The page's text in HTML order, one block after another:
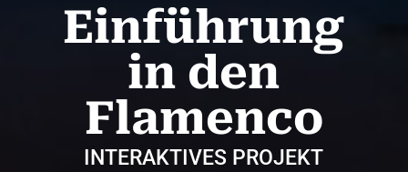
Einführung
in den
Flamenco
INTERAKTIVES PROJEKT